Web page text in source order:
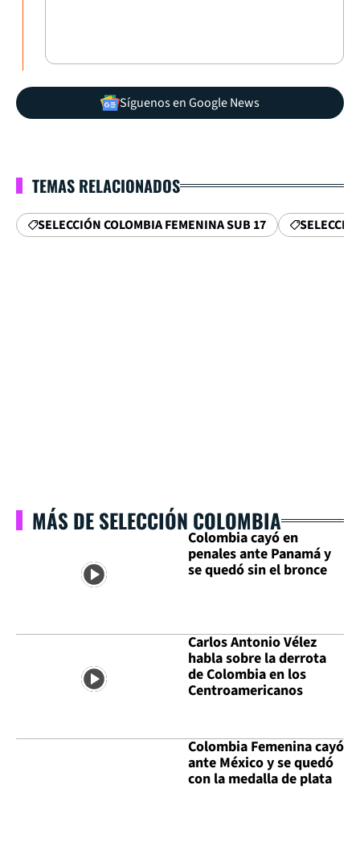
Síguenos en Google News
TEMAS RELACIONADOS
SELECCIÓN COLOMBIA FEMENINA SUB 17
MÁS DE SELECCIÓN COLOMBIA
Colombia cayó en
penales ante Panamá y
se quedó sin el bronce
Carlos Antonio Vélez
habla sobre la derrota
de Colombia en los
Centroamericanos
Colombia Femenina cayó
ante México y se quedó
con la medalla de plata